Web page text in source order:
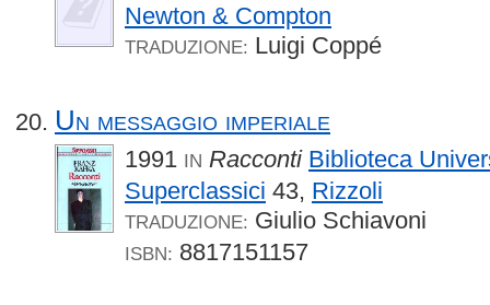
Newton & Compton
TRADUZIONE: Luigi Coppé
Un messaggio imperiale
1991 IN Racconti Biblioteca
Superclassici 43, Rizzoli
TRADUZIONE: Giulio Schiavoni
ISBN: 8817151157